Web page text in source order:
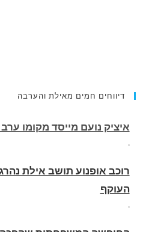
דיווחים חמים מאילת והערבה
רוכב אופנוע תושב אילת
העוקף
החופשה המשפחתית שהפכה